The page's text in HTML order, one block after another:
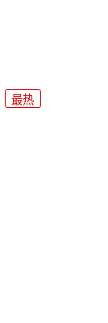
最热